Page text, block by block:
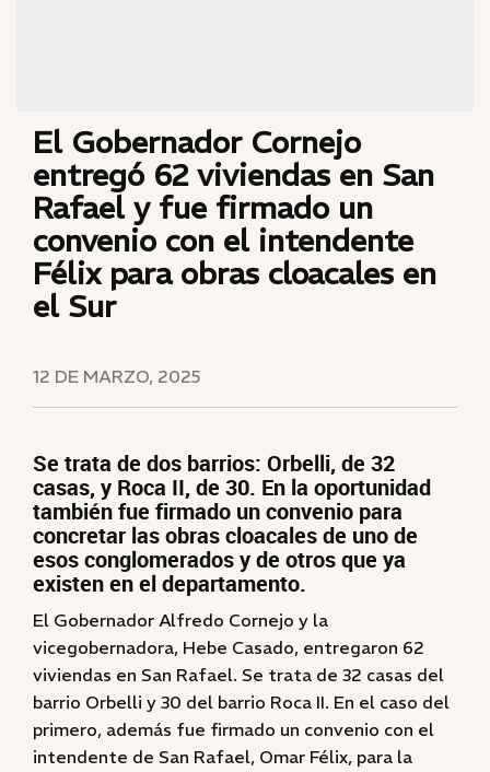
El Gobernador Cornejo
entregó 62 viviendas en San
Rafael y fue firmado un
convenio con el intendente
Félix para obras cloacales en
el Sur
12 DE MARZO, 2025
Se trata de dos barrios: Orbelli, de 32
casas, y Roca II, de 30. En la oportunidad
también fue firmado un convenio para
concretar las obras cloacales de uno de
esos conglomerados y de otros que ya
existen en el departamento.
El Gobernador Alfredo Cornejo y la
vicegobernadora, Hebe Casado, entregaron 62
viviendas en San Rafael. Se trata de 32 casas del
barrio Orbelli y 30 del barrio Roca II. En el caso del
primero, además fue firmado un convenio con el
intendente de San Rafael, Omar Félix, para la